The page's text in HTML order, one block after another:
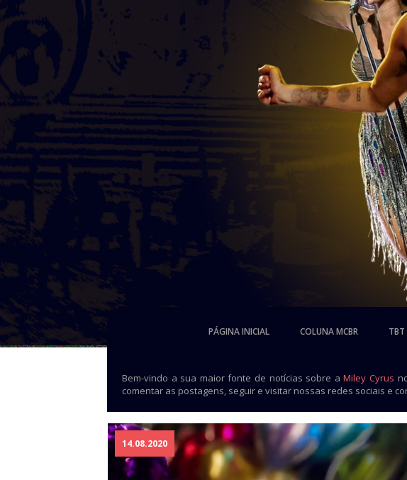
PÁGINA INICIAL COLUNA MCBR TBT
Bem-vindo a sua maior fonte de notícias sobre aMiley Cyrus
comentar as postagens, seguir e visitar nossas redes sociais e
14.08.2020